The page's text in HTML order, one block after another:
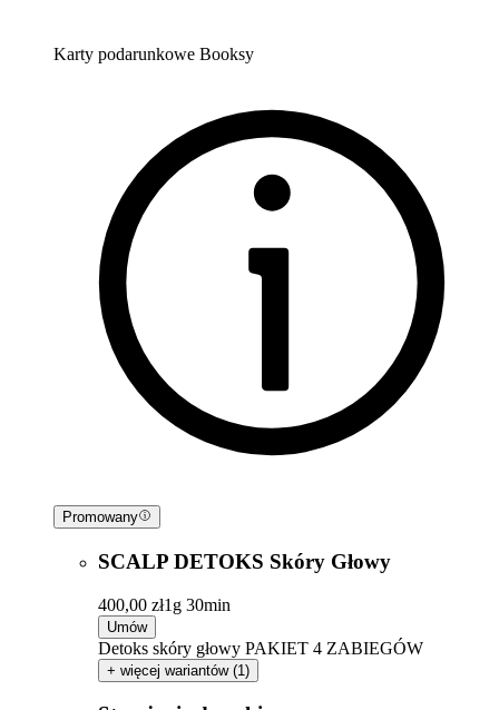
Karty podarunkowe Booksy
Promowany
SCALP DETOKS Skóry Głowy
400,00 zł1g 30min
Umów
Detoks skóry głowy PAKIET 4 ZABIEGÓW
+ więcej wariantów (1)